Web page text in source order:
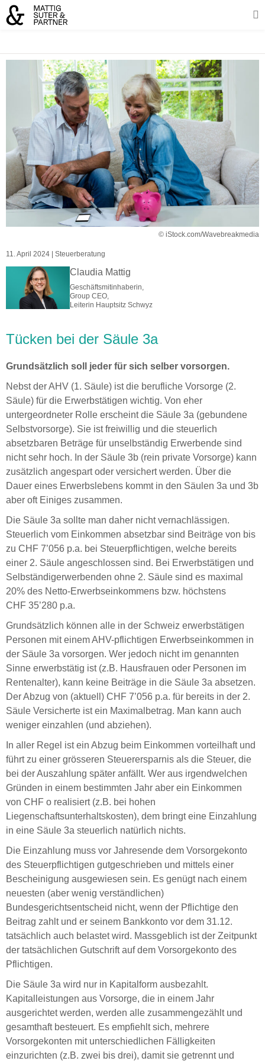
© iStock.com/Wavebreakmedia
11. April 2024 | Steuerberatung
Claudia Mattig
Geschäftsmitinhaberin,
Group CEO,
Leiterin Hauptsitz Schwyz
Tücken bei der Säule 3a
Grundsätzlich soll jeder für sich selber vorsorgen.
Nebst der AHV (1. Säule) ist die berufliche Vorsorge (2.
Säule) für die Erwerbstätigen wichtig. Von eher
untergeordneter Rolle erscheint die Säule 3a (gebundene
Selbstvorsorge). Sie ist freiwillig und die steuerlich
absetzbaren Beträge für unselbständig Erwerbende sind
nicht sehr hoch. In der Säule 3b (rein private Vorsorge) kann
zusätzlich angespart oder versichert werden. Über die
Dauer eines Erwerbslebens kommt in den Säulen 3a und 3b
aber oft Einiges zusammen.
Die Säule 3a sollte man daher nicht vernachlässigen.
Steuerlich vom Einkommen absetzbar sind Beiträge von bis
zu CHF 7’056 p.a. bei Steuerpflichtigen, welche bereits
einer 2. Säule angeschlossen sind. Bei Erwerbstätigen und
Selbständigerwerbenden ohne 2. Säule sind es maximal
20% des Netto-Erwerbseinkommens bzw. höchstens
CHF 35’280 p.a.
Grundsätzlich können alle in der Schweiz erwerbstätigen
Personen mit einem AHV-pflichtigen Erwerbseinkommen in
der Säule 3a vorsorgen. Wer jedoch nicht im genannten
Sinne erwerbstätig ist (z.B. Hausfrauen oder Personen im
Rentenalter), kann keine Beiträge in die Säule 3a absetzen.
Der Abzug von (aktuell) CHF 7’056 p.a. für bereits in der 2.
Säule Versicherte ist ein Maximalbetrag. Man kann auch
weniger einzahlen (und abziehen).
In aller Regel ist ein Abzug beim Einkommen vorteilhaft und
führt zu einer grösseren Steuerersparnis als die Steuer, die
bei der Auszahlung später anfällt. Wer aus irgendwelchen
Gründen in einem bestimmten Jahr aber ein Einkommen
von CHF o realisiert (z.B. bei hohen
Liegenschaftsunterhaltskosten), dem bringt eine Einzahlung
in eine Säule 3a steuerlich natürlich nichts.
Die Einzahlung muss vor Jahresende dem Vorsorgekonto
des Steuerpflichtigen gutgeschrieben und mittels einer
Bescheinigung ausgewiesen sein. Es genügt nach einem
neuesten (aber wenig verständlichen)
Bundesgerichtsentscheid nicht, wenn der Pflichtige den
Beitrag zahlt und er seinem Bankkonto vor dem 31.12.
tatsächlich auch belastet wird. Massgeblich ist der Zeitpunkt
der tatsächlichen Gutschrift auf dem Vorsorgekonto des
Pflichtigen.
Die Säule 3a wird nur in Kapitalform ausbezahlt.
Kapitalleistungen aus Vorsorge, die in einem Jahr
ausgerichtet werden, werden alle zusammengezählt und
gesamthaft besteuert. Es empfiehlt sich, mehrere
Vorsorgekonten mit unterschiedlichen Fälligkeiten
einzurichten (z.B. zwei bis drei), damit sie getrennt und